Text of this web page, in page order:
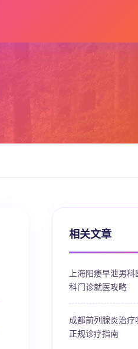
相关文章
上海阳痿早泄男
科门诊就医攻略
成都前列腺炎治
正规诊疗指南